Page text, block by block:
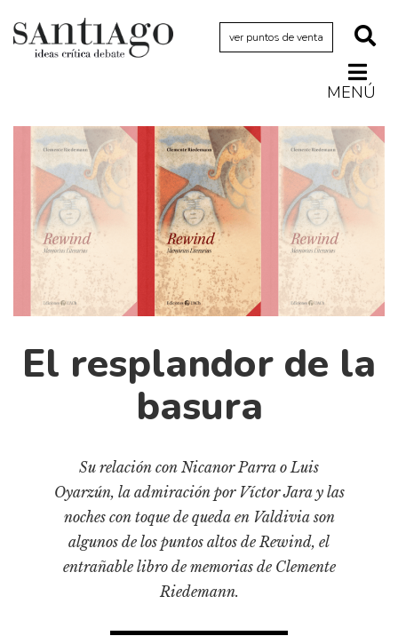
ver puntos de venta
MENÚ
Actualidad
Archivo Cenfoto-UDP
Arquetipos de situación
Artes visuales
Ciencia
Cine y televisión
Ciudad
Críticas
Fragmentos
Gran reserva
Historia material de los libros
El resplandor de la
basura
Su relación con Nicanor Parra o Luis
Oyarzún, la admiración por Víctor Jara y las
noches con toque de queda en Valdivia son
algunos de los puntos altos de Rewind, el
entrañable libro de memorias de Clemente
Riedemann.